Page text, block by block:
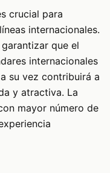
crucial para
internacionales.
que el
internacionales
su vez contribuirá a
y atractiva. La
mayor número de